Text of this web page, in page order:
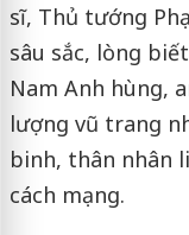
sĩ, Thủ tướng
sâu sắc, lòng
Nam Anh hùng,
lượng vũ trang
binh, thân nhân
cách mạng.